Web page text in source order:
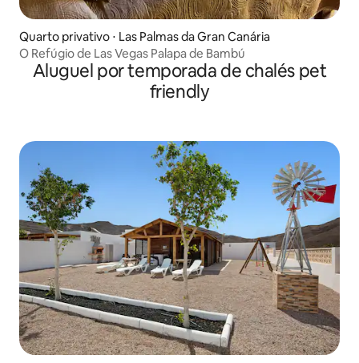
Quarto privativo ⋅ Las Palmas da Gran Canária
O Refúgio de Las Vegas Palapa de Bambú
Aluguel por temporada de chalés pet
friendly